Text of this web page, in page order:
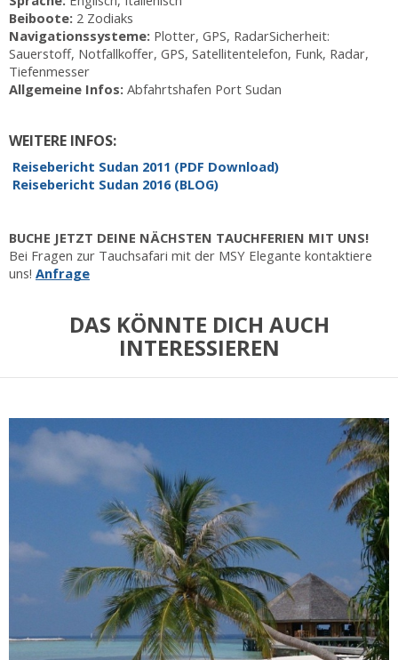
Beiboote: 2 Zodiaks
Navigationssysteme: Plotter, GPS, RadarSicherheit:
Sauerstoff, Notfallkoffer, GPS, Satellitentelefon, Funk, Radar,
Tiefenmesser
Allgemeine Infos: Abfahrtshafen Port Sudan
WEITERE INFOS:
Reisebericht Sudan 2011 (PDF Download)
Reisebericht Sudan 2016 (BLOG)
BUCHE JETZT DEINE NÄCHSTEN TAUCHFERIEN MIT UNS!
Bei Fragen zur Tauchsafari mit der MSY Elegante kontaktiere
uns! Anfrage
DAS KÖNNTE DICH AUCH
INTERESSIEREN